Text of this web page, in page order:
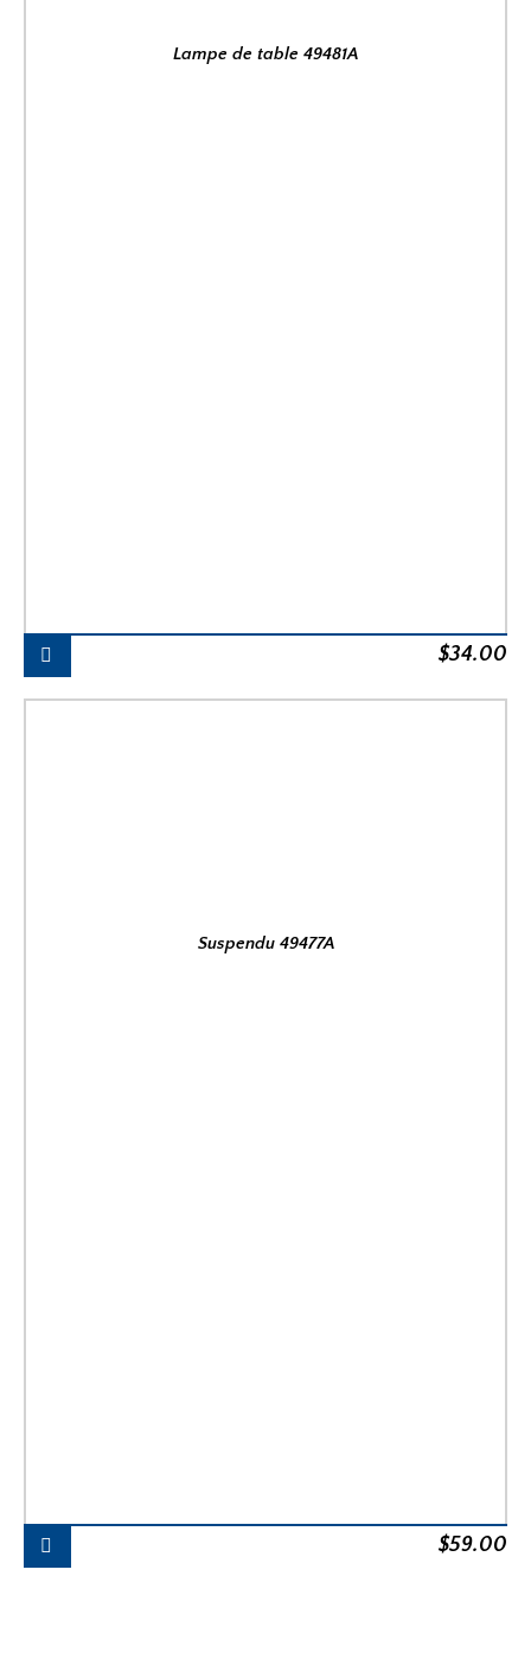
Lampe de table 49481A
$34.00
Suspendu 49477A
$59.00